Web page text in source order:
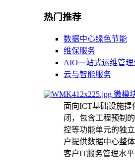
热门推荐
数据中心绿色节能
维保服务
AIO一站式运维管
云与智能服务
微模
面向ICT基础设施
闭，包含工程预制
控等功能单元的独
户提供数据中心整
客户IT服务管理水平